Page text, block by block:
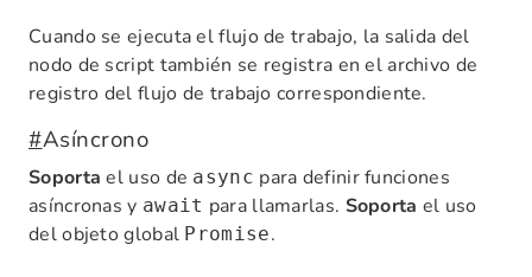
Cuando se ejecuta el flujo de trabajo, la salida del
nodo de script también se registra en el archivo de
registro del flujo de trabajo correspondiente.
#Asíncrono
Soporta el uso de async para definir funciones
asíncronas y await para llamarlas. Soporta el uso
del objeto global Promise.